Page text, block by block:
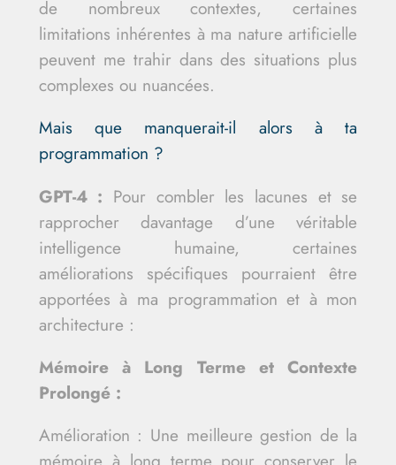
de nombreux contextes, certaines
limitations inhérentes à ma nature artificielle
peuvent me trahir dans des situations plus
complexes ou nuancées.
Mais que manquerait-il alors à ta
programmation ?
GPT-4 : Pour combler les lacunes et se
rapprocher davantage d’une véritable
intelligence humaine, certaines
améliorations spécifiques pourraient être
apportées à ma programmation et à mon
architecture :
Mémoire à Long Terme et Contexte
Prolongé :
Amélioration : Une meilleure gestion de la